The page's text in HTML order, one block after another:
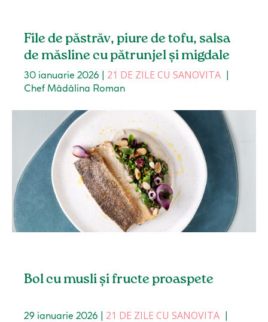
File de păstrăv, piure de tofu, salsa
de măsline cu pătrunjel și migdale
30 ianuarie 2026 21 DE ZILE CU SANOVITA
Chef Mădălina Roman
Bol cu musli și fructe proaspete
29 ianuarie 2026 21 DE ZILE CU SANOVITA